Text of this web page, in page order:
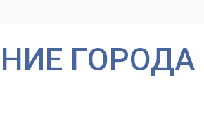
ГОРОДА